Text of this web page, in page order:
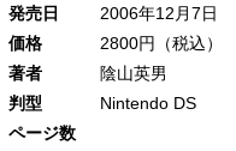
発売日
2006年12月7日
価格
2800円（税込）
著者
陰山英男
判型
Nintendo DS
ページ数